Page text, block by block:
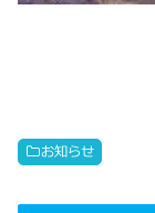
お知らせ